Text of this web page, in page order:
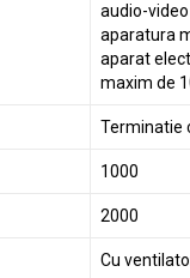
audio-
aparatura
aparat
maxim de
Terminatie
1000
2000
Cu